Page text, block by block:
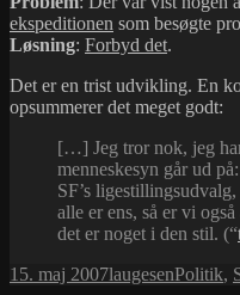
ekspeditionen som besøgte
Løsning: Forbyd det.
Det er en trist udvikling. En
opsummerer det meget godt:
[…] Jeg tror nok, jeg
menneskesyn går ud
SF’s
alle er ens, så er vi
det er noget i den stil. (“
Udgivet
15. maj 2007Forfatter
laugesenPolitik,